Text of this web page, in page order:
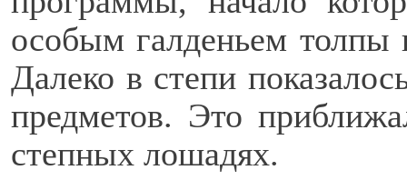
особым галденьем толпы
Далеко в степи
предметов. Это
степных лошадях.